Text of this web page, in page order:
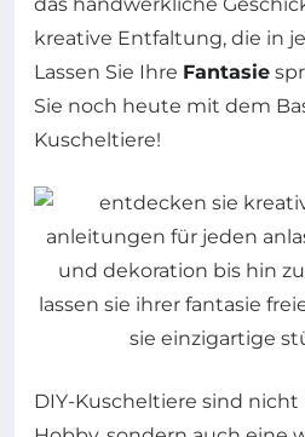
kreative Entfaltung, die in
Lassen Sie Ihre Fantasie
Sie noch heute mit dem
Kuscheltiere!
DIY-Kuscheltiere sind